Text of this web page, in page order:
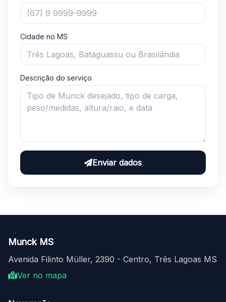
Cidade no MS
Descrição do serviço
Enviar dados
Munck MS
Avenida Filinto Müller, 2390 - Centro, Três Lagoas MS
Ver no mapa